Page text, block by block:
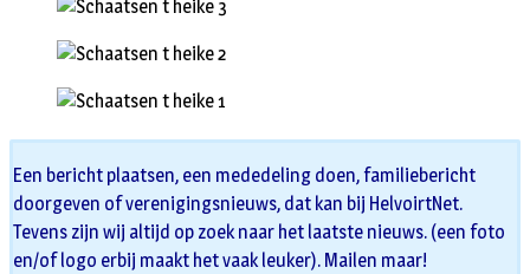
Een bericht plaatsen, een mededeling doen, familiebericht
doorgeven of verenigingsnieuws, dat kan bij HelvoirtNet.
Tevens zijn wij altijd op zoek naar het laatste nieuws. (een foto
en/of logo erbij maakt het vaak leuker). Mailen maar!